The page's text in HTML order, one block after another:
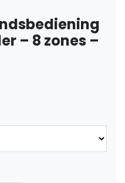
– 8 zones –